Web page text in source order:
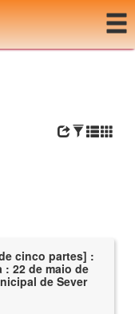
cinco partes] :
: 22 de maio de
de Sever